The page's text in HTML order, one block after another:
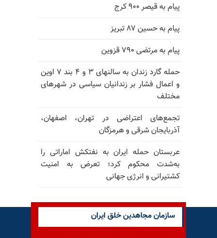
پیام به قیصر ۹۰۰ کرج
پیام به حسین ۸۷ تبریز
پیام به مرتضی ۷۹۰ قزوین
حمله گارد زندان به سالنهای ۳ و ۴ بند ۷ اوین
و اعمال فشار بر زندانیان سیاسی در شهرهای
مختلف
تجمع‌های اعتراضی در تهران، اصفهان،
آذربایجان شرقی و هرمزگان
عربستان حمله ایران به نفتکش اماراتی را
به‌شدت محکوم کرد؛ تعرض به امنیت
کشتیرانی و انرژی جهانی
سازمان مجاهدین خلق ایران